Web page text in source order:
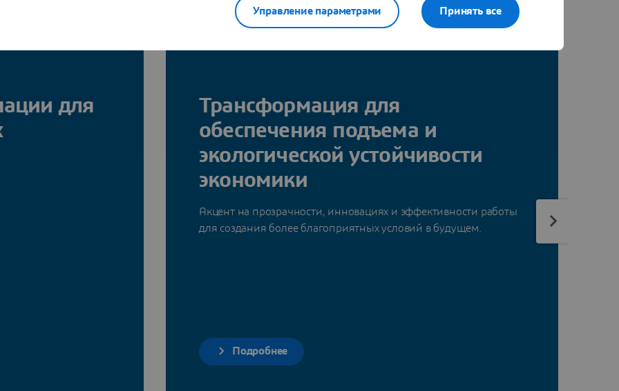
для
Трансформация для
обеспечения подъема и
экологической устойчивости
экономики
Акцент на прозрачности, инновациях и эффективности работы
для создания более благоприятных условий в будущем.
Подробнее
Принять все
Управление параметрами